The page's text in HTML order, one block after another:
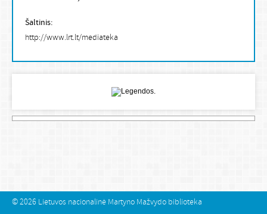
Šaltinis:
http://www.lrt.lt/mediateka
© 2026 Lietuvos nacionalinė Martyno Mažvydo biblioteka